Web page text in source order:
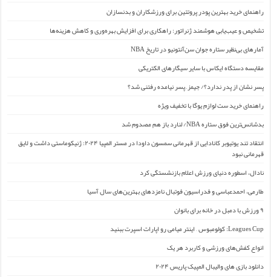
راهنمای خرید بهترین پودر پروتئین برای ورزشکاران و بدنسازان
تشخیص و عیب‌یابی هوشمند ژنراتور: راهکاری برای افزایش بهره‌وری و کاهش هزینه‌ها
آمارهای بی‌نظیر ستاره جوان سن‌آنتونیو در تاریخ NBA
مقایسه دستگاه ایکاس با سایر سیگارهای الکتریکی
پسر نشان از پدر ندارد؟/ جیمز ِ پسر نیامده رفتنی شد؟
راهنمای خرید ست لوازم یوگا با تخفیف ویژه
بدشانس‌ترین فوق ستاره NBA/ لنارد باز هم مصدوم شد
انتقاد تند یوتیوبر کانادایی از قهرمانی سمسون داودا در مستر المپیا ۲۰۲۴: ژنیکوماستی داشت و لایق
قهرمانی نبود
نادال، اسطوره دنیای ورزش اعلام بازنشستگی کرد
طارمی، احمدعباسی و فدراسیون فوتبال نامزدهای بهترین‌های سال آسیا
۹ ورزش با دمبل در خانه برای بانوان
Leagues Cup: کولومبوس – اینتر میامی رو اپارات اسپرت ببنید
انواع کفش‌های ورزشی و کاربرد هر یک
دانلود بازی های والیبال المپیک پاریس ۲۰۲۴